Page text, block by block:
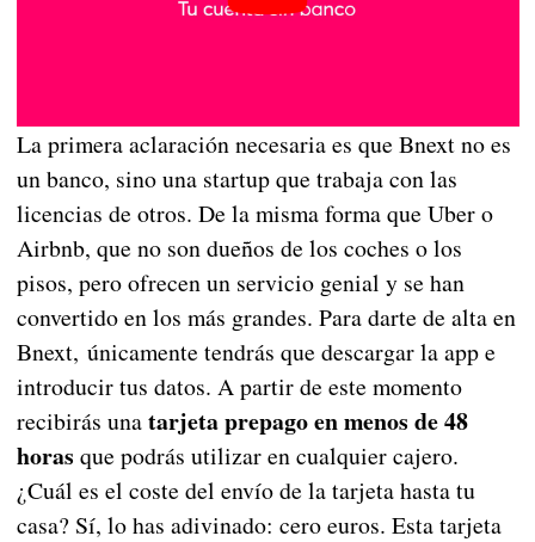
La primera aclaración necesaria es que Bnext no es
un banco, sino una startup que trabaja con las
licencias de otros. De la misma forma que Uber o
Airbnb, que no son dueños de los coches o los
pisos, pero ofrecen un servicio genial y se han
convertido en los más grandes. Para darte de alta en
Bnext, únicamente tendrás que descargar la app e
introducir tus datos. A partir de este momento
recibirás unatarjeta prepago en menos de 48
horas que podrás utilizar en cualquier cajero.
¿Cuál es el coste del envío de la tarjeta hasta tu
casa? Sí, lo has adivinado: cero euros. Esta tarjeta